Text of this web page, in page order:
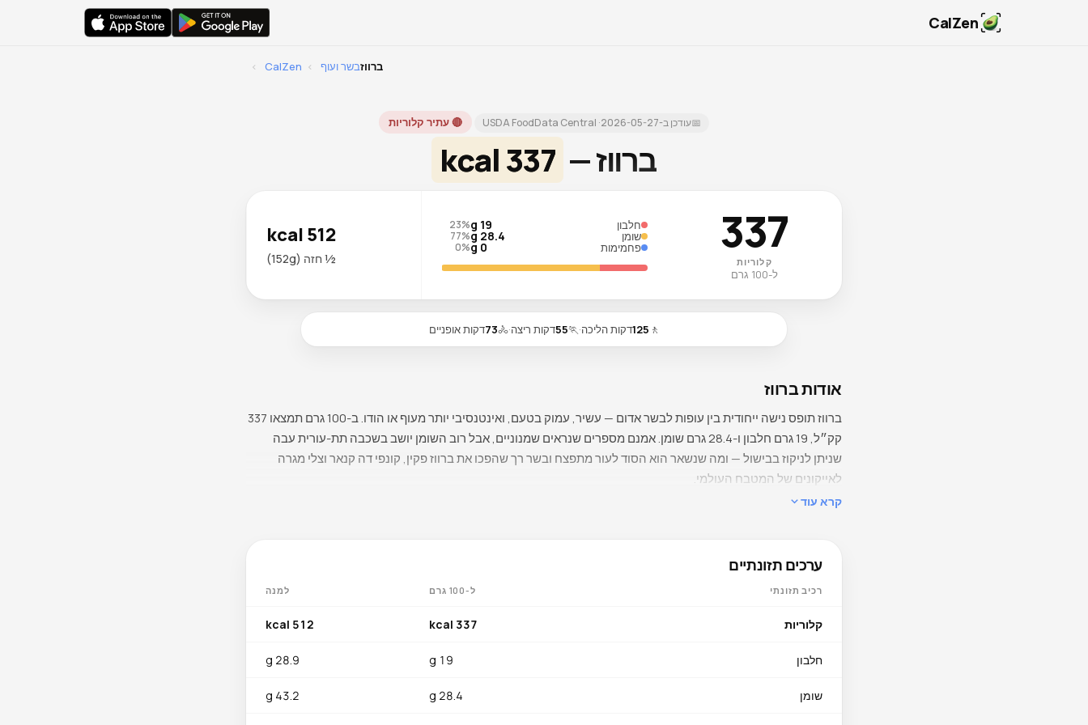
CalZen
CalZen
› בשר ועוף › ברווז
📅עודכן ב-2026-05-27
· USDA FoodData Central 🔴 עתיר קלוריות
ברווז — 337 kcal
337
קלוריות
ל-100 גרם
חלבון 19 g
23%
שומן 28.4 g
77%
פחמימות 0 g
0%
512 kcal
½ חזה (152g)
🚶
125דקות הליכה·
🏃
55דקות ריצה·
🚴
73דקות אופניים
אודות ברווז
ברווז תופס נישה ייחודית בין עופות לבשר אדום — עשיר, עמוק בטעם, ואינטנסיבי יותר מעוף או הודו. ב-100 גרם תמצאו 337
קק״ל, 19 גרם חלבון ו-28.4 גרם שומן. אמנם מספרים שנראים שמנוניים, אבל רוב השומן יושב בשכבה תת-עורית עבה
שניתן לניקוז בבישול — ומה שנשאר הוא הסוד לעור מתפצח ובשר רך שהפכו את ברווז פקין, קונפי דה קנאר וצלי מגרה
לאייקונים של המטבח העולמי.
מה בתוכו
היומית המומלצת) גבוה בצורה בולטת, מניע את האנזימים התלויי-פלבין שמפעילים ייצור אנרגיה מיטוכונדריאלי. חומצה
וחלבונים. ניאצין (5.3 מ״ג) תומך באנרגיה תאית ותיקון DNA, ו-B12 (0.4 מק״ג) שומר על בריאות עצבים ויצירת כדוריות דם
מ״ג) תומך במבנה עצם יחד עם אשלגן (204 מ״ג) המווסת לחץ דם. אבץ (1.86 מ״ג) מחזק תגובה חיסונית, ותיאמין (0.17
קרא עוד
ערכים תזונתיים
רכיב תזונתי ל-100 גרם למנה
קלוריות 337 kcal
512 kcal
חלבון 19 g
28.9 g
שומן 28.4 g
43.2 g